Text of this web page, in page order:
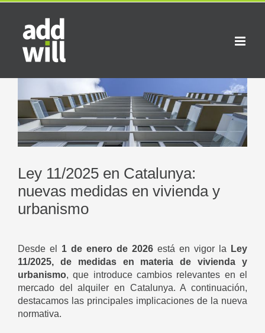
Saltar
contenido
imagen
más
grande
Ley 11/2025 en Catalunya:
nuevas medidas en vivienda y
urbanismo
Desde el 1 de enero de 2026 está en vigor la
Ley
11/2025, de medidas en materia de vivienda y
urbanismo, que introduce cambios relevantes en el
mercado del alquiler en Catalunya. A continuación,
destacamos las principales implicaciones de la nueva
normativa.